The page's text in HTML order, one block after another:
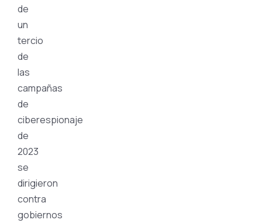
de
un
tercio
de
las
campañas
de
ciberespionaje
de
2023
se
dirigieron
contra
gobiernos